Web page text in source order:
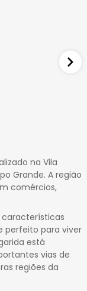
na Vila
Grande. A região
comércios,
características
perfeito para viver
está
vias de
regiões da